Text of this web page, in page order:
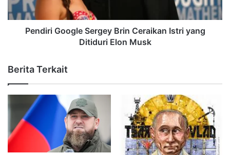
Pendiri Google Sergey Brin Ceraikan Istri yang
Ditiduri Elon Musk
Berita Terkait